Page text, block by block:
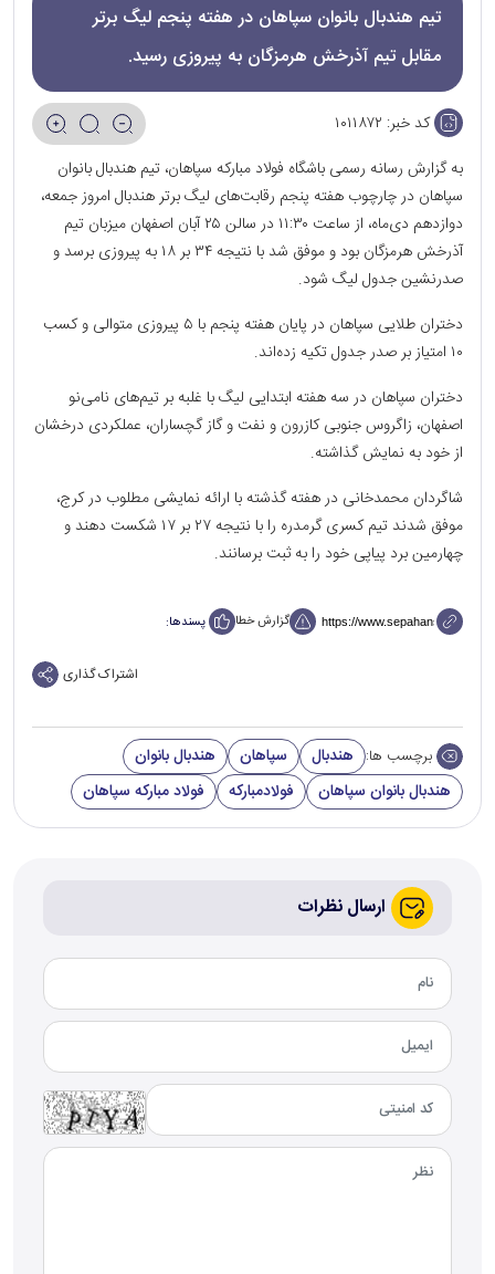
تیم هندبال بانوان سپاهان در هفته پنجم لیگ برتر
مقابل تیم آذرخش هرمزگان به پیروزی رسید.
کد خبر: ۱۰۱۱۸۷۲
به گزارش رسانه رسمی باشگاه فولاد مبارکه سپاهان، تیم هندبال بانوان
سپاهان در چارچوب هفته پنجم رقابت‌های لیگ برتر هندبال امروز جمعه،
دوازدهم دی‌ماه، از ساعت ۱۱:۳۰ در سالن ۲۵ آبان اصفهان میزبان تیم
آذرخش هرمزگان بود و موفق شد با نتیجه ۳۴ بر ۱۸ به پیروزی برسد و
صدرنشین جدول لیگ شود.
دختران طلایی سپاهان در پایان هفته پنجم با ۵ پیروزی متوالی و کسب
۱۰ امتیاز بر صدر جدول تکیه زده‌اند.
دختران سپاهان در سه هفته ابتدایی لیگ با غلبه بر تیم‌های نامی‌نو
اصفهان، زاگروس جنوبی کازرون و نفت و گاز گچساران، عملکردی درخشان
از خود به نمایش گذاشته.
شاگردان محمدخانی در هفته گذشته با ارائه نمایشی مطلوب در کرج،
موفق شدند تیم کسری گرمدره را با نتیجه ۲۷ بر ۱۷ شکست دهند و
چهارمین برد پیاپی خود را به ثبت برسانند.
گزارش خطا پسندها:
اشتراک گذاری
برچسب ها: هندبال سپاهان
هندبال بانوان
هندبال بانوان سپاهان
فولادمبارکه فولاد مبارکه سپاهان
ارسال نظرات